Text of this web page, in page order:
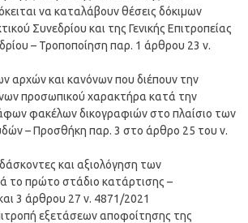
να καταλάβουν θέσεις δόκιμων
Συνεδρίου και της Γενικής Επιτροπείας
– Τροποποίηση παρ. 1 άρθρου 23 ν.
αρχών και κανόνων που διέπουν την
προσωπικού χαρακτήρα κατά την
φακέλων δικογραφιών στο πλαίσιο των
– Προσθήκη παρ. 3 στο άρθρο 25 του ν.
και αξιολόγηση των
το πρώτο στάδιο κατάρτισης –
3 άρθρου 27 ν. 4871/2021
εξετάσεων αποφοίτησης της